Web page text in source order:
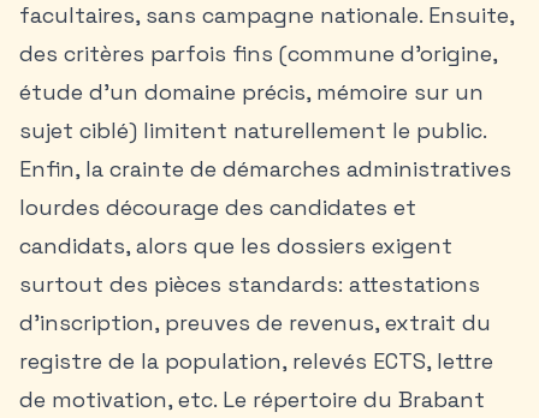
facultaires, sans campagne nationale. Ensuite,
des critères parfois fins (commune d’origine,
étude d’un domaine précis, mémoire sur un
sujet ciblé) limitent naturellement le public.
Enfin, la crainte de démarches administratives
lourdes décourage des candidates et
candidats, alors que les dossiers exigent
surtout des pièces standards: attestations
d’inscription, preuves de revenus, extrait du
registre de la population, relevés ECTS, lettre
de motivation, etc. Le répertoire du Brabant